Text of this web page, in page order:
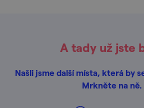
A tady už jste
Našli jsme další místa, která by
Mrkněte na ně.